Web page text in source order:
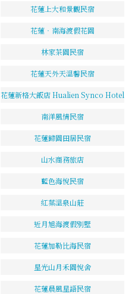
花蓮上大和景觀民宿
花蓮‧南海渡假花園
林家茶園民宿
花蓮天外天溫馨民宿
花蓮新格大飯店 Hualien Synco Hotel
南洋風情民宿
花蓮歸園田居民宿
山水商務旅店
藍色海悅民宿
紅葉溫泉山莊
近月旭海渡假別墅
花蓮加勒比海民宿
星光山月禾園悅舍
花蓮晨風星語民宿